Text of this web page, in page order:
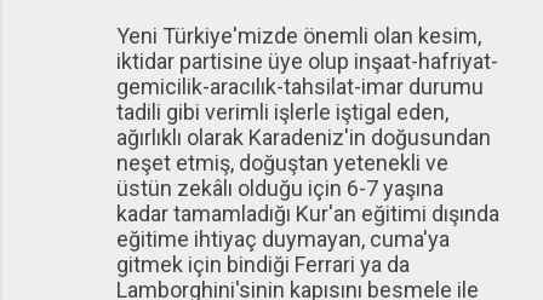
Yeni Türkiye'mizde önemli olan kesim,
iktidar partisine üye olup inşaat-hafriyat-
gemicilik-aracılık-tahsilat-imar durumu
tadili gibi verimli işlerle iştigal eden,
ağırlıklı olarak Karadeniz'in doğusundan
neşet etmiş, doğuştan yetenekli ve
üstün zekâlı olduğu için 6-7 yaşına
kadar tamamladığı Kur'an eğitimi dışında
eğitime ihtiyaç duymayan, cuma'ya
gitmek için bindiği Ferrari ya da
Lamborghini'sinin kapısını besmele ile